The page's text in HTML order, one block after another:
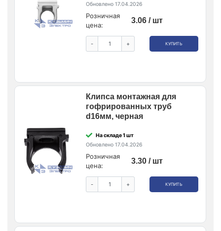
Обновлено 17.04.2026
Розничная
цена:
3.06 / шт
- + КУПИТЬ
Клипса монтажная для
гофрированных труб
d16мм, черная
На складе 1 шт
Обновлено 17.04.2026
Розничная
цена:
3.30 / шт
- + КУПИТЬ